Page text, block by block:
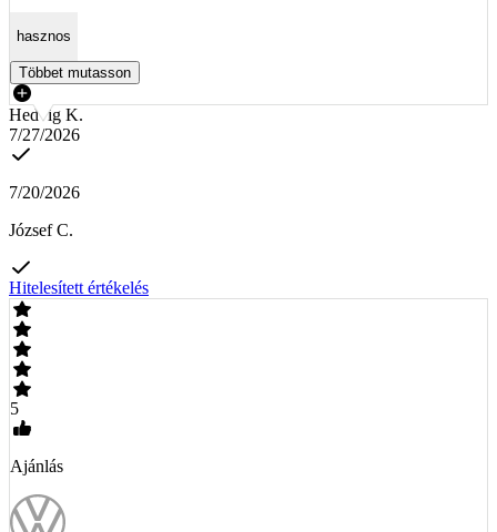
hasznos
Többet mutasson
Hedvig K.
7/27/2026
7/20/2026
József C.
Hitelesített értékelés
5
Ajánlás